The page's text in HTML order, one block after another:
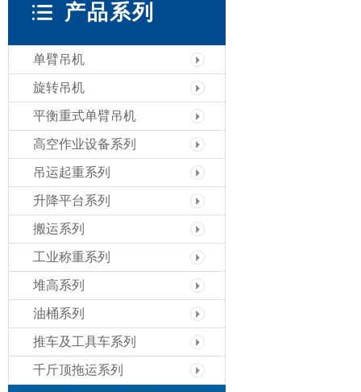
产品系列
单臂吊机
旋转吊机
平衡重式单臂吊机
高空作业设备系列
吊运起重系列
升降平台系列
搬运系列
工业称重系列
堆高系列
油桶系列
推车及工具车系列
千斤顶拖运系列